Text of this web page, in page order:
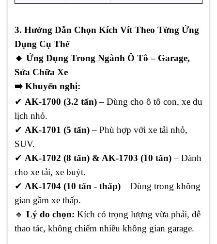
3. Hướng Dẫn Chọn Kích Vít Theo Từng Ứng
Dụng Cụ Thể
🔹 Ứng Dụng Trong Ngành Ô Tô – Garage,
Sửa Chữa Xe
➡️ Khuyến nghị:
✔ AK-1700 (3.2 tấn)– Dùng cho ô tô con, xe du
lịch nhỏ.
✔ AK-1701 (5 tấn)– Phù hợp với xe tải nhỏ,
SUV.
✔ AK-1702 (8 tấn) & AK-1703 (10 tấn)– Dành
cho xe tải, xe buýt.
✔ AK-1704 (10 tấn - thấp)– Dùng trong không
gian gầm xe thấp.
🔹 Lý do chọn: Kích có trọng lượng vừa phải, dễ
thao tác, không chiếm nhiều không gian garage.